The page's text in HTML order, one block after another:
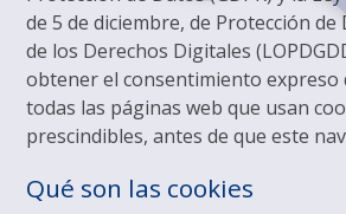
de 5 de diciembre, de Protección de
de los Derechos Digitales
obtener el consentimiento expreso
todas las páginas web que usan
prescindibles, antes de que este
Qué son las cookies